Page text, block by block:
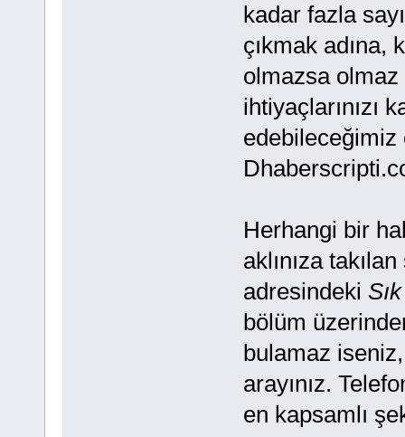
kadar fazla
çıkmak adına,
olmazsa olmaz
ihtiyaçlarınızı
Herhangi bir
aklınıza
adresindeki
bölüm
bulamaz
arayınız.
en kapsamlı